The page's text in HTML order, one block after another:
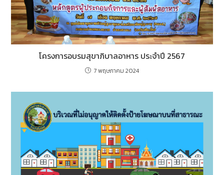
โครงการอบรมสุขาภิบาลอาหาร ประจำปี 2567
7 พฤษภาคม 2024